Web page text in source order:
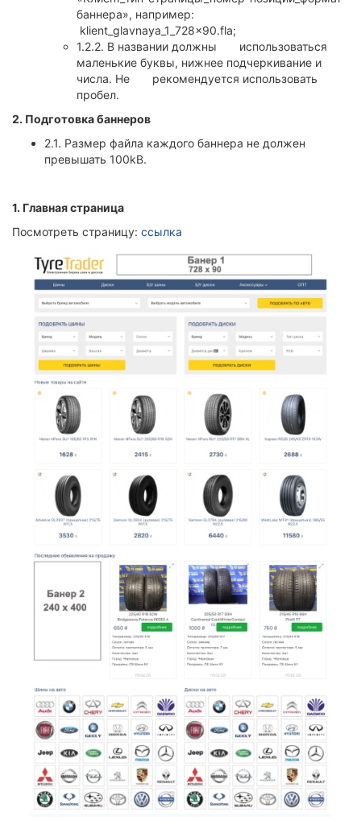
баннера», например:
klient_glavnaya_1_728x90.fla;
1.2.2. В названии должны использоваться
маленькие буквы, нижнее подчеркивание и
числа. Не рекомендуется использовать
пробел.
2. Подготовка баннеров
2.1. Размер файла каждого баннера не должен
превышать 100kB.
1. Главная страница
Посмотреть страницу: ссылка